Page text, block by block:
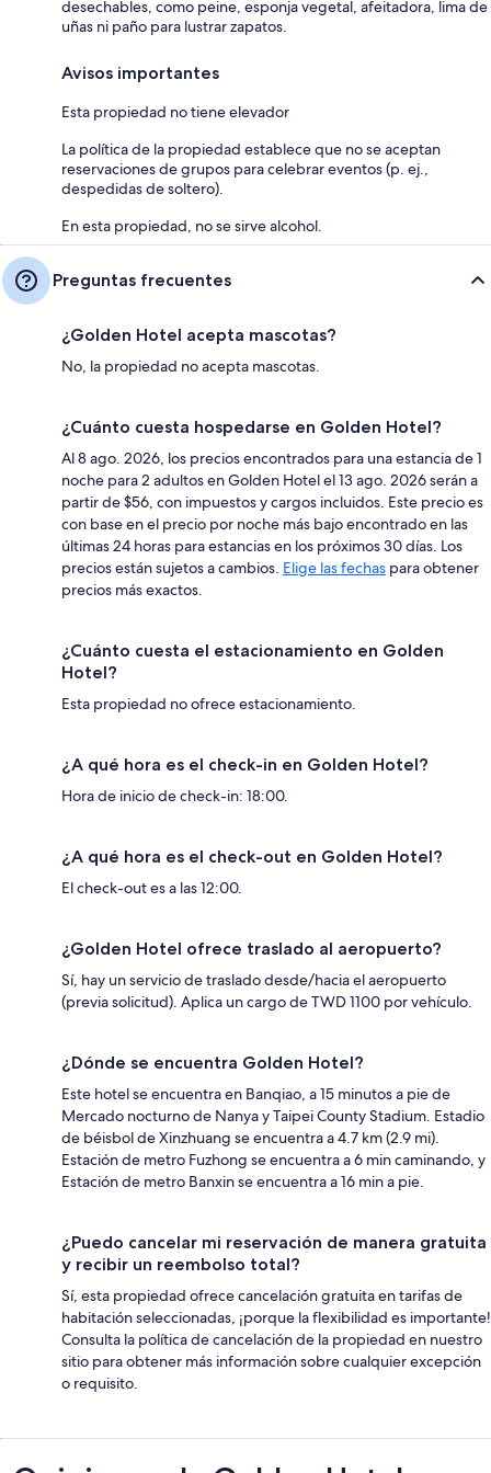
desechables, como peine, esponja vegetal, afeitadora, lima de
uñas ni paño para lustrar zapatos.
Avisos importantes
Esta propiedad no tiene elevador
La política de la propiedad establece que no se aceptan
reservaciones de grupos para celebrar eventos (p. ej.,
despedidas de soltero).
En esta propiedad, no se sirve alcohol.
Preguntas frecuentes
¿Golden Hotel acepta mascotas?
No, la propiedad no acepta mascotas.
¿Cuánto cuesta hospedarse en Golden Hotel?
Al 8 ago. 2026, los precios encontrados para una estancia de 1
noche para 2 adultos en Golden Hotel el 13 ago. 2026 serán a
partir de $56, con impuestos y cargos incluidos. Este precio es
con base en el precio por noche más bajo encontrado en las
últimas 24 horas para estancias en los próximos 30 días. Los
precios están sujetos a cambios. Elige las fechas para obtener
precios más exactos.
¿Cuánto cuesta el estacionamiento en Golden
Hotel?
Esta propiedad no ofrece estacionamiento.
¿A qué hora es el check-in en Golden Hotel?
Hora de inicio de check-in: 18:00.
¿A qué hora es el check-out en Golden Hotel?
El check-out es a las 12:00.
¿Golden Hotel ofrece traslado al aeropuerto?
Sí, hay un servicio de traslado desde/hacia el aeropuerto
(previa solicitud). Aplica un cargo de TWD 1100 por vehículo.
¿Dónde se encuentra Golden Hotel?
Este hotel se encuentra en Banqiao, a 15 minutos a pie de
Mercado nocturno de Nanya y Taipei County Stadium. Estadio
de béisbol de Xinzhuang se encuentra a 4.7 km (2.9 mi).
Estación de metro Fuzhong se encuentra a 6 min caminando, y
Estación de metro Banxin se encuentra a 16 min a pie.
¿Puedo cancelar mi reservación de manera gratuita
y recibir un reembolso total?
Sí, esta propiedad ofrece cancelación gratuita en tarifas de
habitación seleccionadas, ¡porque la flexibilidad es importante!
Consulta la política de cancelación de la propiedad en nuestro
sitio para obtener más información sobre cualquier excepción
o requisito.